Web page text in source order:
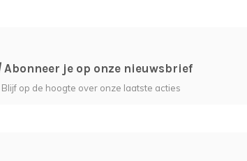
Abonneer je op onze nieuwsbrief
Blijf op de hoogte over onze laatste acties